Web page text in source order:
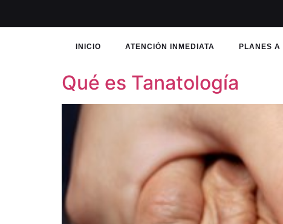
INICIO ATENCIÓN INMEDIATA PLANES A
Qué es Tanatología